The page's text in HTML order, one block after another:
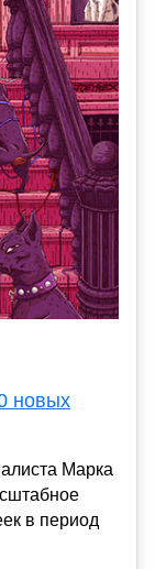
новых
Марка
в период